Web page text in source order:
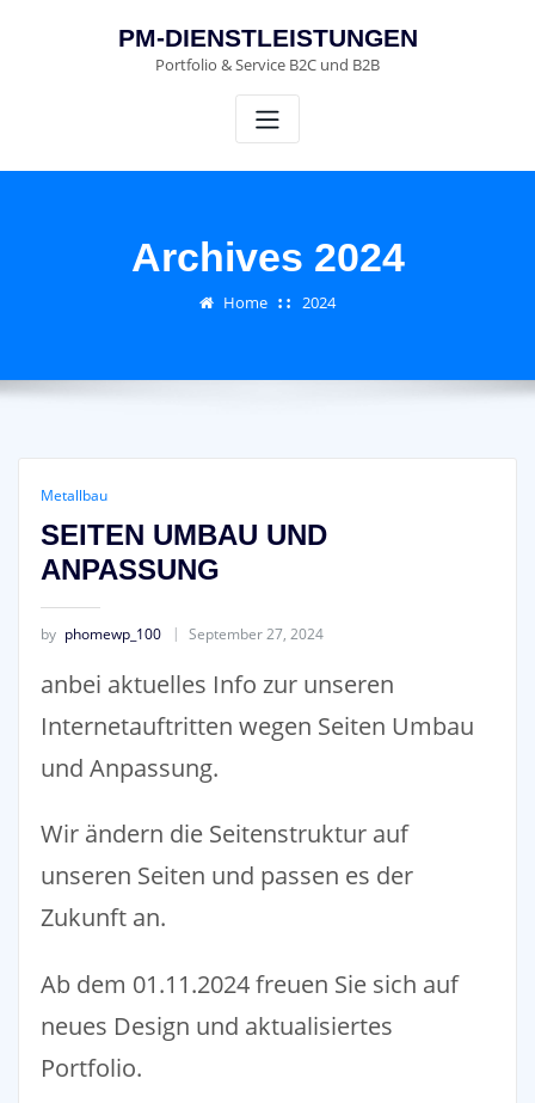
PM-DIENSTLEISTUNGEN
Portfolio & Service B2C und B2B
Archives 2024
Home 2024
Metallbau
SEITEN UMBAU UND
ANPASSUNG
by phomewp_100 September 27, 2024
anbei aktuelles Info zur unseren
Internetauftritten wegen Seiten Umbau
und Anpassung.
Wir ändern die Seitenstruktur auf
unseren Seiten und passen es der
Zukunft an.
Ab dem 01.11.2024 freuen Sie sich auf
neues Design und aktualisiertes
Portfolio.